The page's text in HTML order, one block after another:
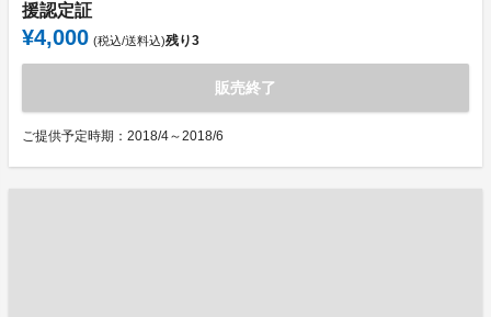
援認定証
¥4,000 (税込/送料込)残り3
販売終了
ご提供予定時期：2018/4～2018/6